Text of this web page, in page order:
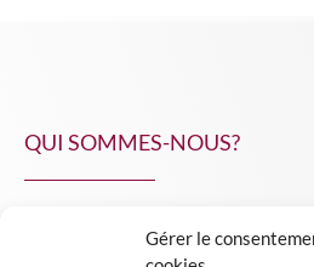
Gérer le
QUI SOMMES-NOUS?